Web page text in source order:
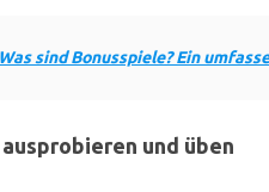
Was sind Bonusspiele? Ein
und üben